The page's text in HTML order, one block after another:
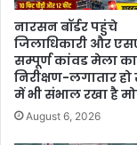
नारसन बॉर्डर पहुंचे
जिलाधिकारी और
सम्पूर्ण कांवड मेला
निरीक्षण-लगातार हो
में भी संभाल रखा है
August 6, 2026